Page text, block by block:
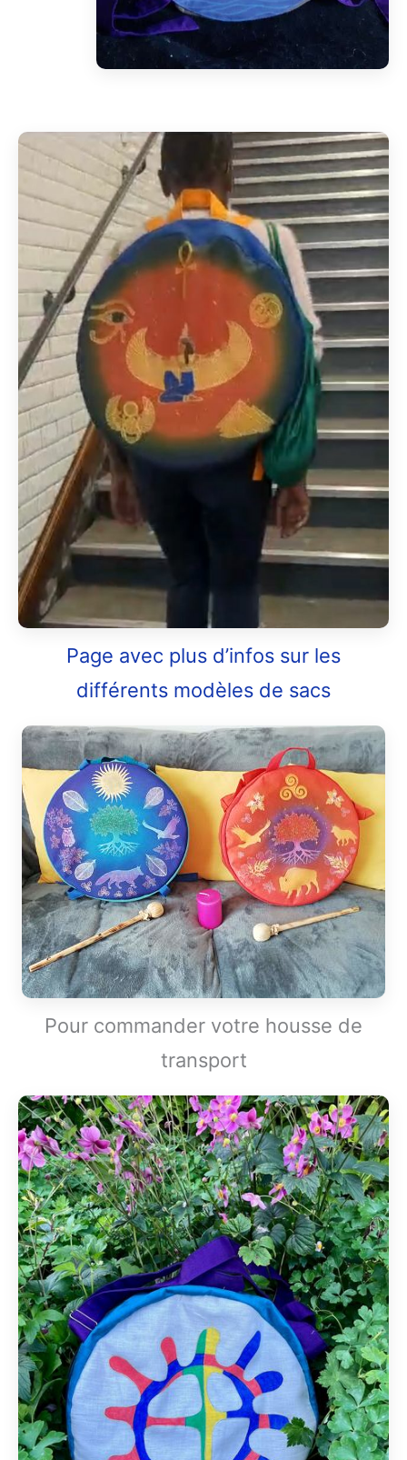
Page avec plus d’infos sur les
différents modèles de sacs
Pour commander votre housse de
transport